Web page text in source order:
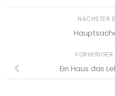
NÄCHSTER
Ein Haus das